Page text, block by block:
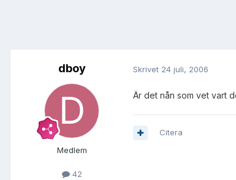
dboy
Medlem
42
Skrivet 24 juli, 2006
Är det nån som vet vart
Citera